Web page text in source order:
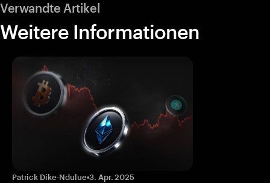
Verwandte Artikel
Weitere Informationen
Patrick Dike-Ndulue•3. Apr. 2025